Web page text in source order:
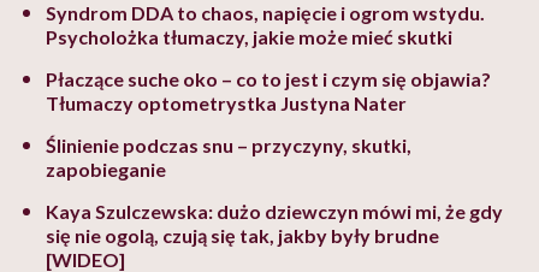
Syndrom DDA to chaos, napięcie i ogrom wstydu.
Psycholożka tłumaczy, jakie może mieć skutki
Płaczące suche oko – co to jest i czym się objawia?
Tłumaczy optometrystka Justyna Nater
Ślinienie podczas snu – przyczyny, skutki,
zapobieganie
Kaya Szulczewska: dużo dziewczyn mówi mi, że gdy
się nie ogolą, czują się tak, jakby były brudne
[WIDEO]